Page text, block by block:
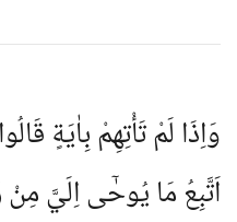
وَاِذَا لَمْ تَأْتِهِمْ بِاٰيَةٍ
اَتَّبِعُ مَا يُوحٰٓى اِلَيَّ